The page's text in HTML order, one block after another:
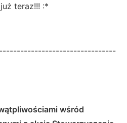
teraz!!! :*
wśród